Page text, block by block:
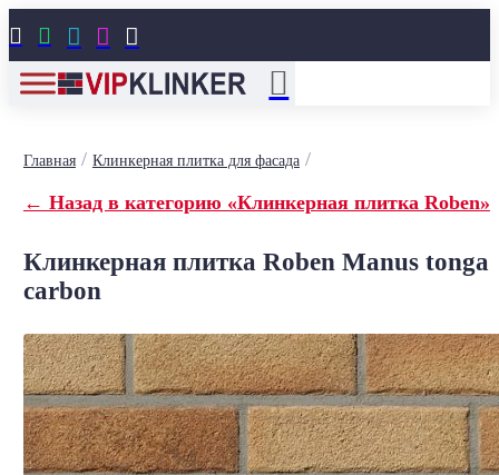
    
Главная/ Клинкерная плитка для фасада/
← Назад в категорию «Клинкерная плитка Roben»
Клинкерная плитка Roben Manus tonga
carbon